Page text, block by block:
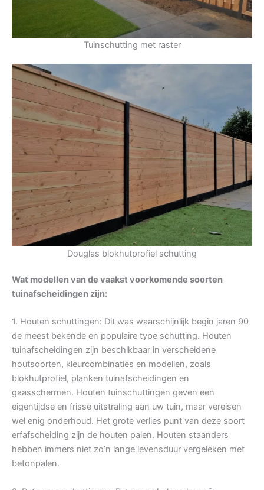
Tuinschutting met raster
Douglas blokhutprofiel schutting
Wat modellen van de vaakst voorkomende soorten
tuinafscheidingen zijn:
1. Houten schuttingen: Dit was waarschijnlijk begin jaren 90
de meest bekende en populaire type schutting. Houten
tuinafscheidingen zijn beschikbaar in verscheidene
houtsoorten, kleurcombinaties en modellen, zoals
blokhutprofiel, planken tuinafscheidingen en
gaasschermen. Houten tuinschuttingen geven een
eigentijdse en frisse uitstraling aan uw tuin, maar vereisen
wel enig onderhoud. Het grote verlies punt van deze soort
erfafscheiding zijn de houten palen. Houten staanders
hebben immers niet zo’n lange levensduur vergeleken met
betonpalen.